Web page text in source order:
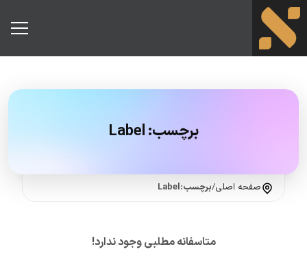
برچسب:Label
صفحه اصلی/برچسب:Label
متاسفانه مطلبی وجود ندارد!